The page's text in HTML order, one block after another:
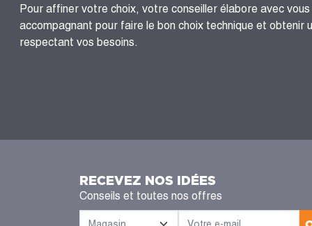
Pour affiner votre choix, votre conseiller élabore avec
accompagnant pour faire le bon choix technique et obtenir
respectant vos besoins.
RECEVEZ NOS IDÉES
Conseils et toutes nos offres